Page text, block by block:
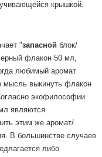
крышкой.
"запасной блок/
флакон 50 мл,
любимый аромат
мысль выкинуть флакон
экофилософии
являются
этим же аромат/
В большинстве случаев
либо